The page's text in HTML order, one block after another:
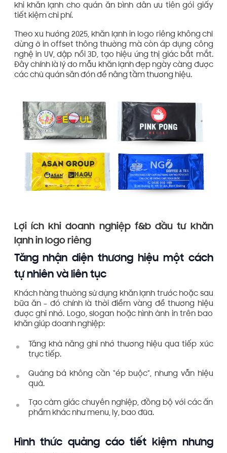
khi khăn lạnh cho quán ăn bình dân ưu tiên gói giấy
tiết kiệm chi phí.
Theo xu hướng 2025, khăn lạnh in logo riêng không chỉ
dừng ở in offset thông thường mà còn áp dụng công
nghệ in UV, dập nổi 3D, tạo hiệu ứng thị giác bắt mắt.
Đây chính là lý do mẫu khăn lạnh đẹp ngày càng được
các chủ quán săn đón để nâng tầm thương hiệu.
Lợi ích khi doanh nghiệp f&b đầu tư khăn
lạnh in logo riêng
Tăng nhận diện thương hiệu một cách
tự nhiên và liên tục
Khách hàng thường sử dụng khăn lạnh trước hoặc sau
bữa ăn – đó chính là thời điểm vàng để thương hiệu
được ghi nhớ. Logo, slogan hoặc hình ảnh in trên bao
khăn giúp doanh nghiệp:
Tăng khả năng ghi nhớ thương hiệu qua tiếp xúc
trực tiếp.
Quảng bá không cần “ép buộc”, nhưng vẫn hiệu
quả.
Tạo cảm giác chuyên nghiệp, đồng bộ với các ấn
phẩm khác như menu, ly, bao đũa.
Hình thức quảng cáo tiết kiệm nhưng